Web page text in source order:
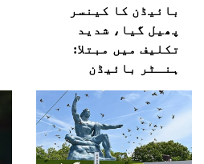
بائیڈن کا کینسر
پھیل گیا، شدید
تکلیف میں مبتلا:
ہنـٹر بائیڈن